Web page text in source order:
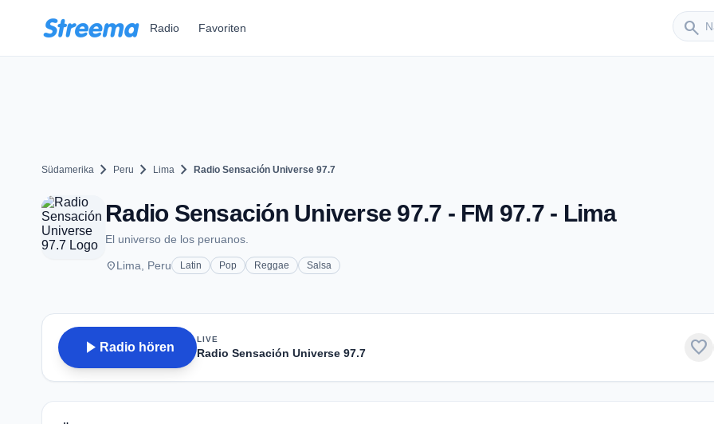
Radio Favoriten search
Sender
Südamerika chevron_right Peru chevron_right Lima chevron_right Radio Sensación Universe 97.7
Radio Sensación Universe 97.7 - FM 97.7 - Lima
El universo de los peruanos.
placeLima, Peru Latin Pop Reggae Salsa
play_arrow Radio hören
LIVE
Radio Sensación Universe 97.7 favorite